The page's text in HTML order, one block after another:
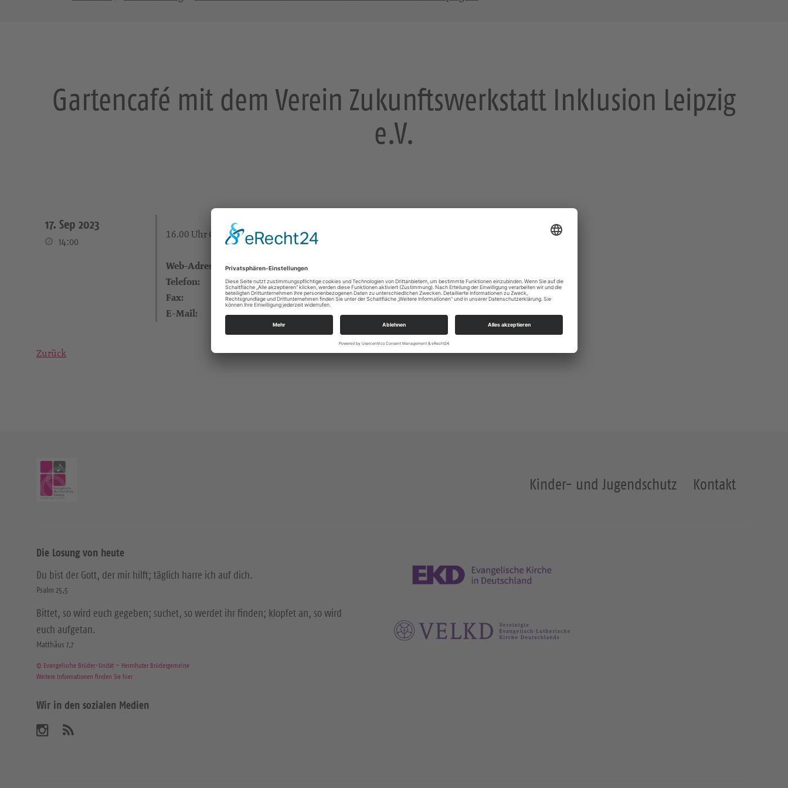
Gartencafé mit dem Verein Zukunftswerkstatt Inklusion Leipzig
e.V.
17. Sep 2023
14:00
16.00 Uhr Gottesdienst und Kirchenkino
Web-Adresse:
Telefon: 0341 3380527
Fax: 0341 338 0 527
E-Mail: kg.markkleeberg_ost@evlks.de
Zurück
Kinder- und Jugendschutz Kontakt
Die Losung von heute
Du bist der Gott, der mir hilft; täglich harre ich auf dich.
Psalm 25,5
Bittet, so wird euch gegeben; suchet, so werdet ihr finden; klopfet an, so wird
euch aufgetan.
Matthäus 7,7
© Evangelische Brüder-Unität – Herrnhuter Brüdergemeine
Weitere Informationen finden Sie hier
Wir in den sozialen Medien